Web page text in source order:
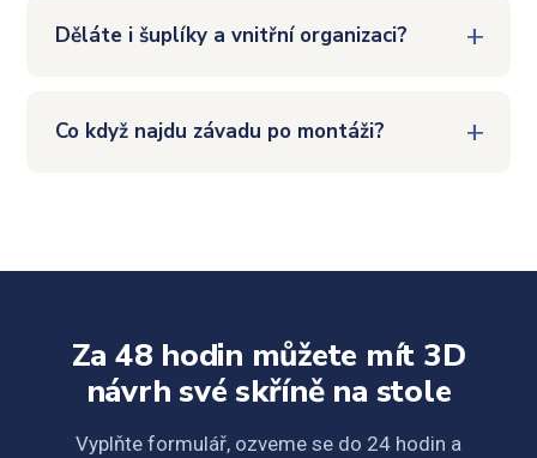
Děláte i šuplíky a vnitřní organizaci?
Co když najdu závadu po montáži?
Za 48 hodin můžete mít 3D
návrh své skříně na stole
Vyplňte formulář, ozveme se do 24 hodin a